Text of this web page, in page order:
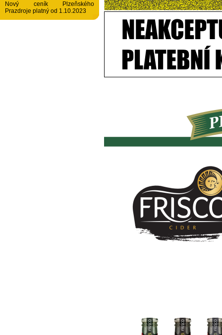
Nový ceník Plzeňského
Prazdroje platný od 1.10.2023